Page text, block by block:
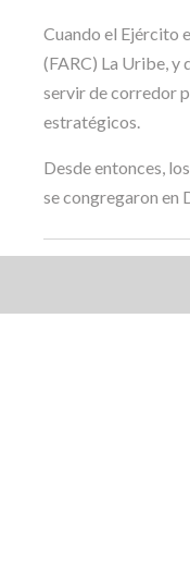
Cuando el Ejército
(FARC) La Uribe, y
servir de corredor
estratégicos.
Desde entonces,
se congregaron en